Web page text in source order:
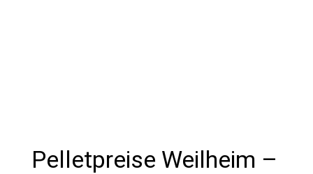
Pelletpreise Weilheim –